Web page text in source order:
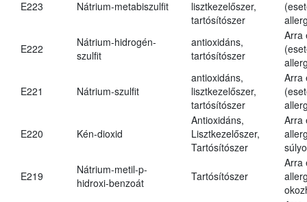
E223 Nátrium-metabiszulfit
lisztkezelőszer,
tartósítószer
E222
Nátrium-hidrogén-
szulfit
antioxidáns,
tartósítószer
Arra
E221 Nátrium-szulfit
antioxidáns,
lisztkezelőszer,
tartósítószer
Arra
E220 Kén-dioxid
Antioxidáns,
Lisztkezelőszer,
Tartósítószer
Arra
E219
Nátrium-metil-p-
hidroxi-benzoát
Tartósítószer
Arra